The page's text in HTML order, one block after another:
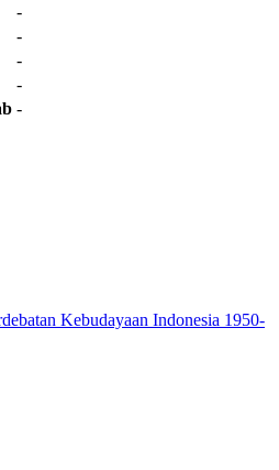
-
-
-
-
-
Kebudayaan Indonesia 1950-